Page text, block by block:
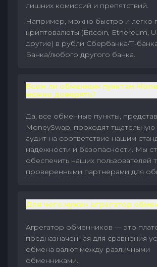
лишних комиссий и препятствий.
Например, можно быстро и легко
криптовалюты (Bitcoin, Ethereum,
другие) в рубли Сбербанка/Т-
Банка/любого другого банка.
Всем ли обменным пунктам
можно доверять?
Да, все обменные пункты,
MoneySwap, проходят
аудит на соответствие нашим
надежности и безопасности. Мы
обеспечить наших пользователей
проверенными партнерами для
Для чего нужен агрегатор
Агрегатор обменников — это
предназначенная для сравнения
обмена валют между различными
обменниками.